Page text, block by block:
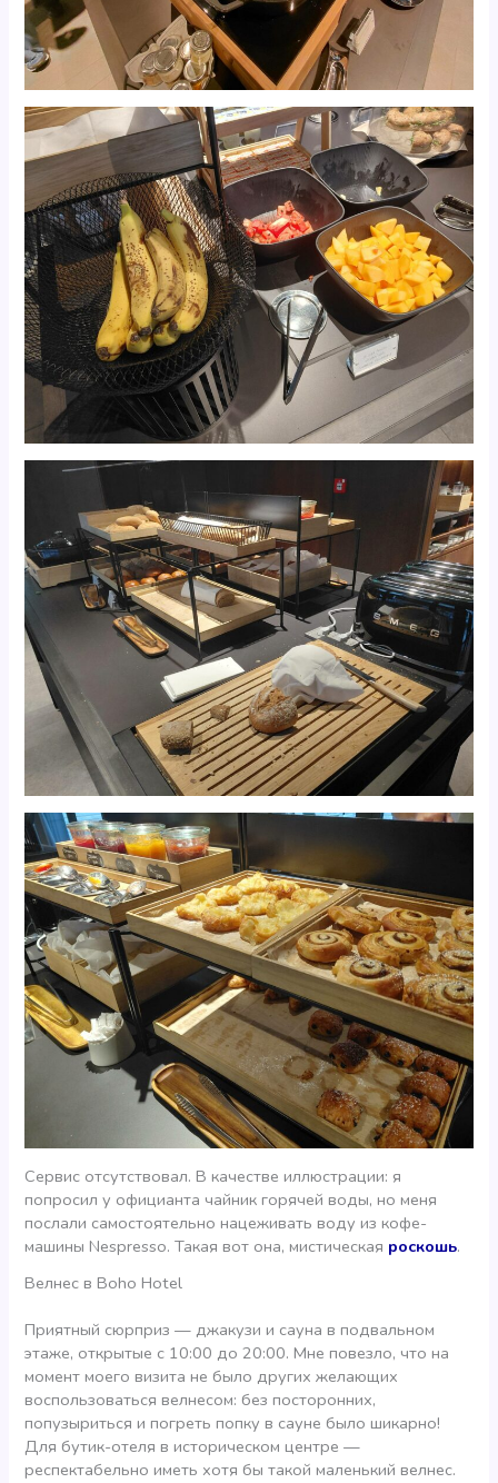
Сервис отсутствовал. В качестве иллюстрации: я
попросил у официанта чайник горячей воды, но меня
послали самостоятельно нацеживать воду из кофе-
машины Nespresso. Такая вот она, мистическая роскошь.
Велнес в Boho Hotel
Приятный сюрприз — джакузи и сауна в подвальном
этаже, открытые с 10:00 до 20:00. Мне повезло, что на
момент моего визита не было других желающих
воспользоваться велнесом: без посторонних,
попузыриться и погреть попку в сауне было шикарно!
Для бутик-отеля в историческом центре —
респектабельно иметь хотя бы такой маленький велнес.